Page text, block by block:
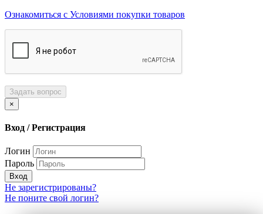
Ознакомиться с Условиями покупки товаров
Задать вопрос
×
Вход / Регистрация
Логин
Пароль
Вход
Не зарегистрированы?
Не поните свой логин?